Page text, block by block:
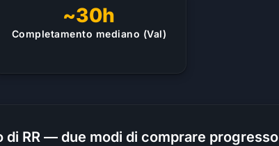
~30h
Completamento mediano (Val)
RR — due modi di comprare progresso